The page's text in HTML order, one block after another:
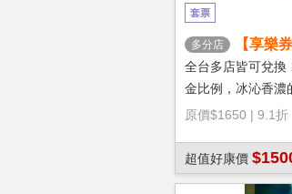
套票
多分店
【享樂
冰拿鐵(
全台多店皆可兌換
金比例，冰沁香濃
原價$1650 | 9.1折
超值好康價